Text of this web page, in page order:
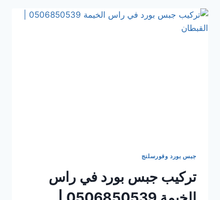
0506850539
|
جبس بورد وفورسلنج
تركيب جبس بورد في راس